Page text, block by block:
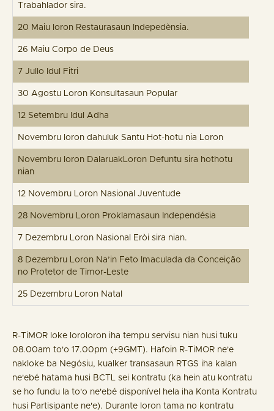
Trabahlador sira.
20 Maiu loron Restaurasaun Indepedènsia.
26 Maiu Corpo de Deus
7 Jullo Idul Fitri
30 Agostu Loron Konsultasaun Popular
12 Setembru Idul Adha
Novembru loron dahuluk Santu Hot-hotu nia Loron
Novembru loron DalaruakLoron Defuntu sira hothotu
nian
12 Novembru Loron Nasional Juventude
28 Novembru Loron Proklamasaun Independésia
7 Dezembru Loron Nasional Eròi sira nian.
8 Dezembru Loron Na’in Feto Imaculada da Conceição
no Protetor de Timor-Leste
25 Dezembru Loron Natal
R-TiMOR loke loroloron iha tempu servisu nian husi tuku
08.00am to'o 17.00pm (+9GMT). Hafoin R-TiMOR ne'e
nakloke ba Negósiu, kualker transasaun RTGS iha kalan
ne'ebé hatama husi BCTL sei kontratu (ka hein atu kontratu
se ho fundu la to'o ne'ebé disponível hela iha Konta Kontratu
husi Partisipante ne'e). Durante loron tama no kontratu